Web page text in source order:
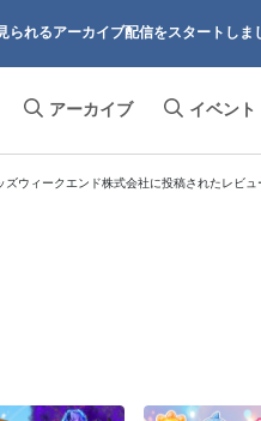
れるアーカイブ配信をスタートしま
アーカイブ イベント
ズウィークエンド株式会社に投稿されたレビュ